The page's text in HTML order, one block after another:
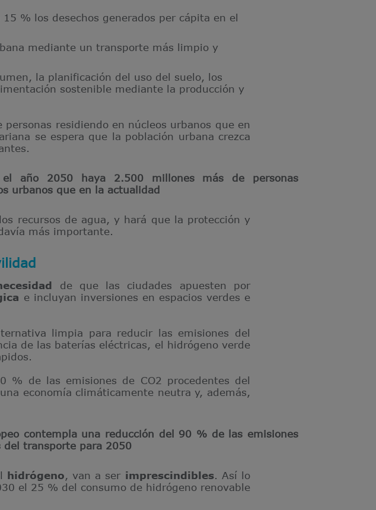
% los desechos generados per cápita en el
mediante un transporte más limpio y
la planificación del uso del suelo, los
sostenible mediante la producción y
residiendo en núcleos urbanos que en
se espera que la población urbana crezca
año 2050 haya 2.500 millones más de personas
urbanos que en la actualidad
recursos de agua, y hará que la protección y
más importante.
de que las ciudades apuesten por
e incluyan inversiones en espacios verdes e
limpia para reducir las emisiones del
de las baterías eléctricas, el hidrógeno verde
% de las emisiones de CO2 procedentes del
economía climáticamente neutra y, además,
contempla una reducción del 90 % de las emisiones
del transporte para 2050
hidrógeno, van a ser imprescindibles. Así lo
el 25 % del consumo de hidrógeno renovable